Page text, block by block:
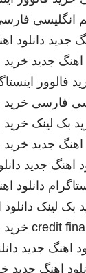
انگلیسی
جدید دانلود
اهنگ جدید خرید
فالوور
فارسی خرید
بک لینک خرید
اهنگ جدید خرید
اهنگ جدید
دانلود
بک لینک
credit خرید
اهنگ جدید
اهنگ جدید